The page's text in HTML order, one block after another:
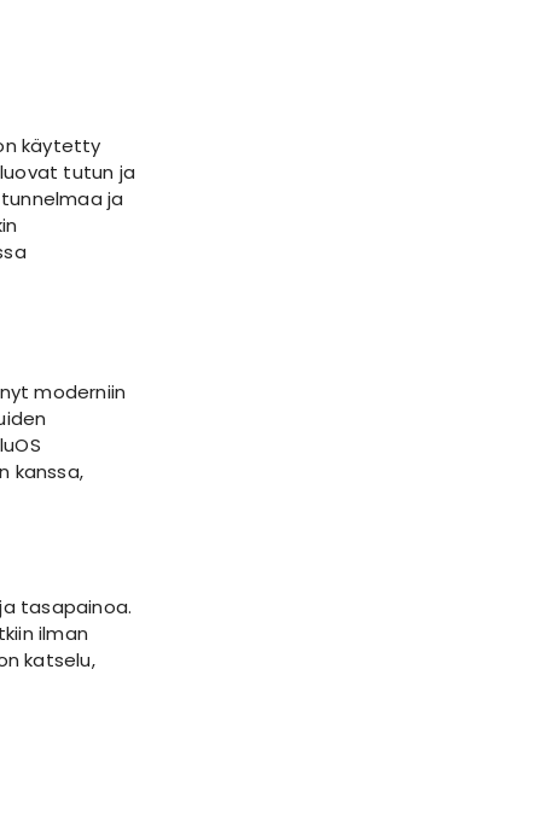
käytetty
tutun ja
ja
moderniin
kanssa,
tasapainoa.
ilman
katselu,